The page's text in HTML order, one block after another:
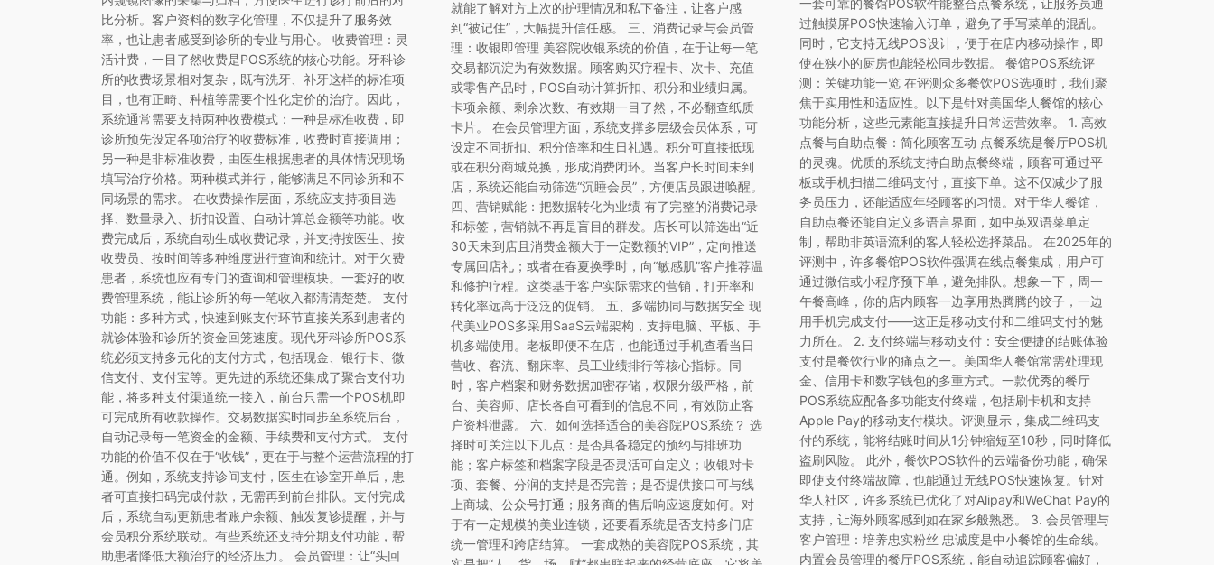
比分析。客户资料的数字化管理，不仅提升了服务效
率，也让患者感受到诊所的专业与用心。 收费管理：灵
活计费，一目了然收费是POS系统的核心功能。牙科诊
所的收费场景相对复杂，既有洗牙、补牙这样的标准项
目，也有正畸、种植等需要个性化定价的治疗。因此，
系统通常需要支持两种收费模式：一种是标准收费，即
诊所预先设定各项治疗的收费标准，收费时直接调用；
另一种是非标准收费，由医生根据患者的具体情况现场
填写治疗价格。两种模式并行，能够满足不同诊所和不
同场景的需求。 在收费操作层面，系统应支持项目选
择、数量录入、折扣设置、自动计算总金额等功能。收
费完成后，系统自动生成收费记录，并支持按医生、按
收费员、按时间等多种维度进行查询和统计。对于欠费
患者，系统也应有专门的查询和管理模块。一套好的收
费管理系统，能让诊所的每一笔收入都清清楚楚。 支付
功能：多种方式，快速到账支付环节直接关系到患者的
就诊体验和诊所的资金回笼速度。现代牙科诊所POS系
统必须支持多元化的支付方式，包括现金、银行卡、微
信支付、支付宝等。更先进的系统还集成了聚合支付功
能，将多种支付渠道统一接入，前台只需一个POS机即
可完成所有收款操作。交易数据实时同步至系统后台，
自动记录每一笔资金的金额、手续费和支付方式。 支付
功能的价值不仅在于“收钱”，更在于与整个运营流程的打
通。例如，系统支持诊间支付，医生在诊室开单后，患
者可直接扫码完成付款，无需再到前台排队。支付完成
后，系统自动更新患者账户余额、触发复诊提醒，并与
会员积分系统联动。有些系统还支持分期支付功能，帮
助患者降低大额治疗的经济压力。 会员管理：让“头回
就能了解对方上次的护理情况和私下备注，让客户感
到“被记住”，大幅提升信任感。 三、消费记录与会员管
理：收银即管理 美容院收银系统的价值，在于让每一笔
交易都沉淀为有效数据。顾客购买疗程卡、次卡、充值
或零售产品时，POS自动计算折扣、积分和业绩归属。
卡项余额、剩余次数、有效期一目了然，不必翻查纸质
卡片。 在会员管理方面，系统支撑多层级会员体系，可
设定不同折扣、积分倍率和生日礼遇。积分可直接抵现
或在积分商城兑换，形成消费闭环。当客户长时间未到
店，系统还能自动筛选“沉睡会员”，方便店员跟进唤醒。
四、营销赋能：把数据转化为业绩 有了完整的消费记录
和标签，营销就不再是盲目的群发。店长可以筛选出“近
30天未到店且消费金额大于一定数额的VIP”，定向推送
专属回店礼；或者在春夏换季时，向“敏感肌”客户推荐温
和修护疗程。这类基于客户实际需求的营销，打开率和
转化率远高于泛泛的促销。 五、多端协同与数据安全 现
代美业POS多采用SaaS云端架构，支持电脑、平板、手
机多端使用。老板即便不在店，也能通过手机查看当日
营收、客流、翻床率、员工业绩排行等核心指标。同
时，客户档案和财务数据加密存储，权限分级严格，前
台、美容师、店长各自可看到的信息不同，有效防止客
户资料泄露。 六、如何选择适合的美容院POS系统？ 选
择时可关注以下几点：是否具备稳定的预约与排班功
能；客户标签和档案字段是否灵活可自定义；收银对卡
项、套餐、分润的支持是否完善；是否提供接口可与线
上商城、公众号打通；服务商的售后响应速度如何。对
于有一定规模的美业连锁，还要看系统是否支持多门店
统一管理和跨店结算。 一套成熟的美容院POS系统，其
过触摸屏POS快速输入订单，避免了手写菜单的混乱。
同时，它支持无线POS设计，便于在店内移动操作，即
使在狭小的厨房也能轻松同步数据。 餐馆POS系统评
测：关键功能一览 在评测众多餐饮POS选项时，我们聚
焦于实用性和适应性。以下是针对美国华人餐馆的核心
功能分析，这些元素能直接提升日常运营效率。 1. 高效
点餐与自助点餐：简化顾客互动 点餐系统是餐厅POS机
的灵魂。优质的系统支持自助点餐终端，顾客可通过平
板或手机扫描二维码支付，直接下单。这不仅减少了服
务员压力，还能适应年轻顾客的习惯。对于华人餐馆，
自助点餐还能自定义多语言界面，如中英双语菜单定
制，帮助非英语流利的客人轻松选择菜品。 在2025年的
评测中，许多餐馆POS软件强调在线点餐集成，用户可
通过微信或小程序预下单，避免排队。想象一下，周一
午餐高峰，你的店内顾客一边享用热腾腾的饺子，一边
用手机完成支付——这正是移动支付和二维码支付的魅
力所在。 2. 支付终端与移动支付：安全便捷的结账体验
支付是餐饮行业的痛点之一。美国华人餐馆常需处理现
金、信用卡和数字钱包的多重方式。一款优秀的餐厅
POS系统应配备多功能支付终端，包括刷卡机和支持
Apple Pay的移动支付模块。评测显示，集成二维码支
付的系统，能将结账时间从1分钟缩短至10秒，同时降低
盗刷风险。 此外，餐饮POS软件的云端备份功能，确保
即使支付终端故障，也能通过无线POS快速恢复。针对
华人社区，许多系统已优化了对Alipay和WeChat Pay的
支持，让海外顾客感到如在家乡般熟悉。 3. 会员管理与
客户管理：培养忠实粉丝 忠诚度是中小餐馆的生命线。
内置会员管理的餐厅POS系统，能自动追踪顾客偏好，